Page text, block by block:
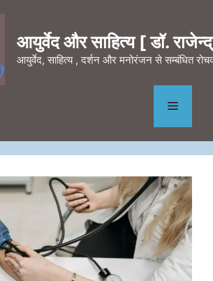
आयुर्वेद और साहित्य [ डॉ.
आयुर्वेद, साहित्य , दर्शन और मनोरंजन से सम्बंधित
Menu